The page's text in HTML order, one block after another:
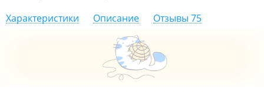
Характеристики Описание Отзывы 75